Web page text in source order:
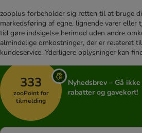
zooplus forbeholder sig retten til at bruge
markedsføring af egne, lignende varer eller
tid gøre indsigelse herimod uden andre
almindelige omkostninger, der er relateret
kundeservice. Yderligere oplysninger kan
333
zooPoint for
tilmelding
Nyhedsbrev – Gå
rabatter og gavekort!